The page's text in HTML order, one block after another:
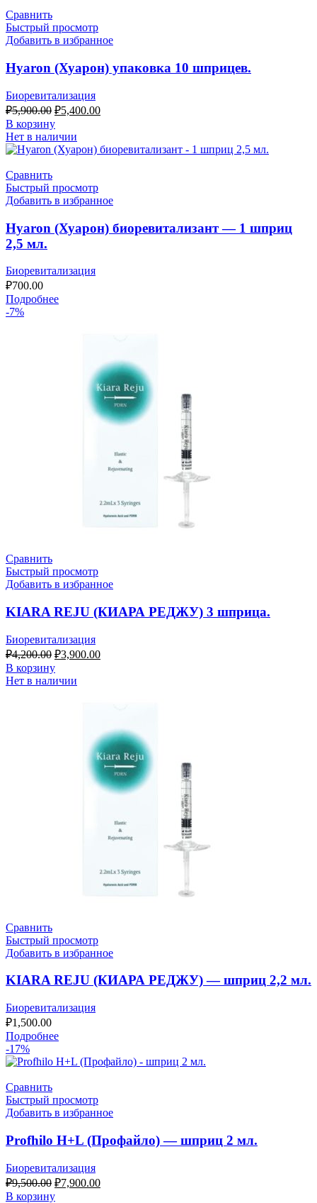
Сравнить
Быстрый просмотр
Добавить в избранное
Hyaron (Хуарон) упаковка 10 шприцев.
Биоревитализация
₽5,900.00 ₽5,400.00
В корзину
Нет в наличии
Сравнить
Быстрый просмотр
Добавить в избранное
Hyaron (Хуарон) биоревитализант — 1 шприц
2,5 мл.
Биоревитализация
₽700.00
Подробнее
-7%
Сравнить
Быстрый просмотр
Добавить в избранное
KIARA REJU (КИАРА РЕДЖУ) 3 шприца.
Биоревитализация
₽4,200.00 ₽3,900.00
В корзину
Нет в наличии
Сравнить
Быстрый просмотр
Добавить в избранное
KIARA REJU (КИАРА РЕДЖУ) — шприц 2,2 мл.
Биоревитализация
₽1,500.00
Подробнее
-17%
Сравнить
Быстрый просмотр
Добавить в избранное
Profhilo H+L (Профайло) — шприц 2 мл.
Биоревитализация
₽9,500.00 ₽7,900.00
В корзину